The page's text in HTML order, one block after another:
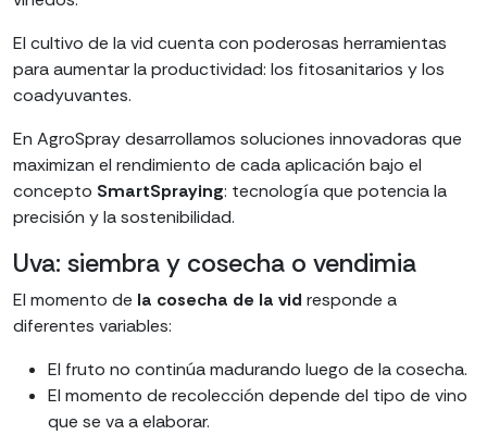
El cultivo de la vid cuenta con poderosas herramientas
para aumentar la productividad: los fitosanitarios y los
coadyuvantes.
En AgroSpray desarrollamos soluciones innovadoras que
maximizan el rendimiento de cada aplicación bajo el
concepto SmartSpraying: tecnología que potencia la
precisión y la sostenibilidad.
Uva: siembra y cosecha o vendimia
El momento de la cosecha de la vid responde a
diferentes variables:
El fruto no continúa madurando luego de la cosecha.
El momento de recolección depende del tipo de vino
que se va a elaborar.